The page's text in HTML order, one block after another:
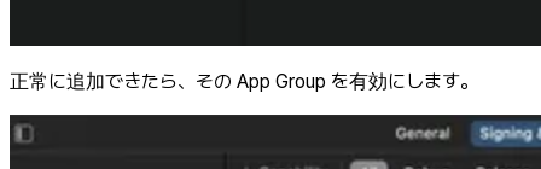
正常に追加できたら、その App Group を有効にします。